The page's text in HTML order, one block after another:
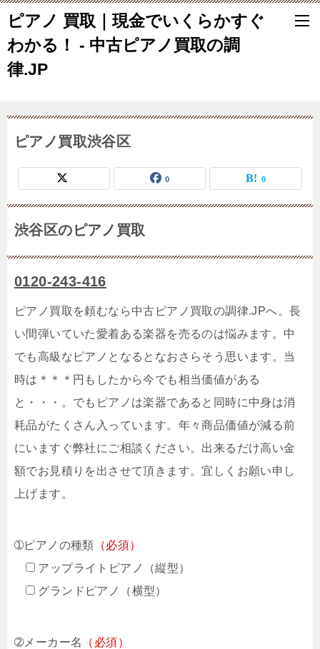
ピアノ 買取｜現金でいくらかすぐ
わかる！ - 中古ピアノ買取の調
律.JP
ピアノ買取渋谷区
0 0
渋谷区のピアノ買取
0120-243-416
ピアノ買取を頼むなら中古ピアノ買取の調律.JPへ。長
い間弾いていた愛着ある楽器を売るのは悩みます。中
でも高級なピアノとなるとなおさらそう思います。当
時は＊＊＊円もしたから今でも相当価値がある
と・・・。でもピアノは楽器であると同時に中身は消
耗品がたくさん入っています。年々商品価値が減る前
にいますぐ弊社にご相談ください。出来るだけ高い金
額でお見積りを出させて頂きます。宜しくお願い申し
上げます。
➀ピアノの種類 （必須）
アップライトピアノ（縦型）
グランドピアノ（横型）
➁メーカー名
（必須）